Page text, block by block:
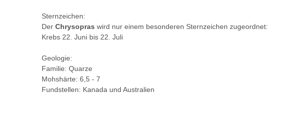
Sternzeichen:
Der Chrysopras wird nur einem besonderen Sternzeichen zugeordnet:
Krebs 22. Juni bis 22. Juli
Geologie:
Familie: Quarze
Mohshärte: 6,5 - 7
Fundstellen: Kanada und Australien